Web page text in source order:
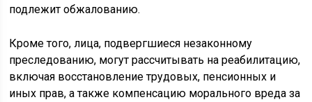
подлежит обжалованию.
Кроме того, лица, подвергшиеся незаконному
преследованию, могут рассчитывать на реабилитацию,
включая восстановление трудовых, пенсионных и
иных прав, а также компенсацию морального вреда за